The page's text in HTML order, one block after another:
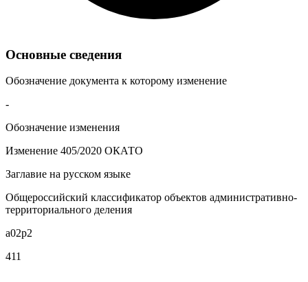
Основные сведения
Обозначение документа к которому изменение
-
Обозначение изменения
Изменение 405/2020 ОКАТО
Заглавие на русском языке
Общероссийский классификатор объектов административно-
территориального деления
a02p2
411